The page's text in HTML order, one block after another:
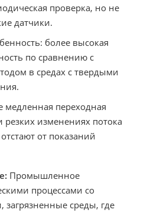
проверка, но не
датчики.
более высокая
по сравнению с
в средах с твердыми
медленная переходная
резких изменениях потока
от показаний
Промышленное
процессами со
среды, где